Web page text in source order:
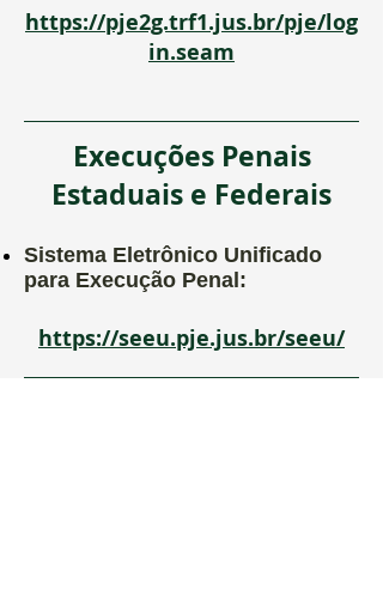
https://pje2g.trf1.jus.br/pje/log
in.seam
Execuções Penais
Estaduais e Federais
Sistema Eletrônico Unificado
para Execução Penal:
https://seeu.pje.jus.br/seeu/